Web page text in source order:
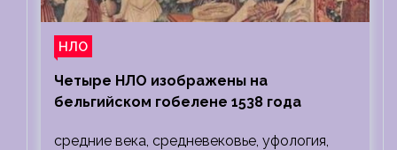
НЛО
Четыре НЛО изображены на
бельгийском гобелене 1538 года
средние века, средневековье, уфология,